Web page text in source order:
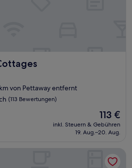
von Pettaway entfernt
(113 Bewertungen)
Der
Preis
beträgt
113 €
inkl. Steuern & Gebühren
19. Aug.–20. Aug.